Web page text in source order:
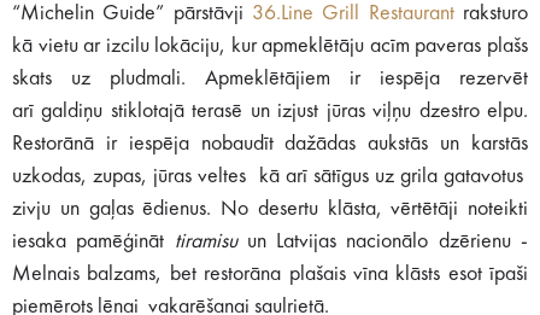
“Michelin Guide” pārstāvji 36.Line Grill Restaurantraksturo
kā vietu ar izcilu lokāciju, kur apmeklētāju acīm paveras plašs
skats uz pludmali. Apmeklētājiem ir iespēja rezervēt
arī galdiņu stiklotajā terasē un izjust jūras viļņu dzestro elpu.
Restorānā ir iespēja nobaudīt dažādas aukstās un karstās
uzkodas, zupas, jūras veltes kā arī sātīgus uz grila gatavotus
zivju un gaļas ēdienus. No desertu klāsta, vērtētāji noteikti
iesaka pamēģināt tiramisuun Latvijas nacionālo dzērienu -
Melnais balzams, bet restorāna plašais vīna klāsts esot īpaši
piemērots lēnai vakarēšanai saulrietā.